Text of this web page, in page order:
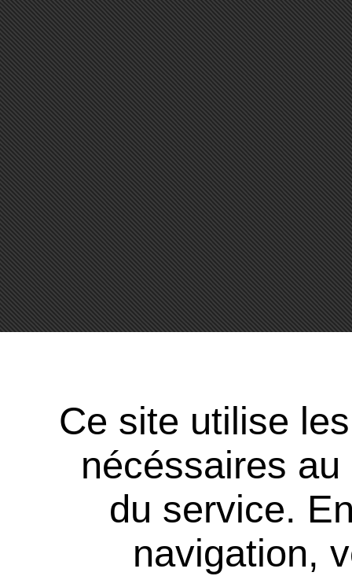
Ce site utilise
nécéssaires
du service.
navigation,